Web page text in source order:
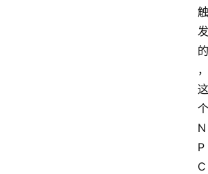
触
发
的
，
这
个
N
P
C